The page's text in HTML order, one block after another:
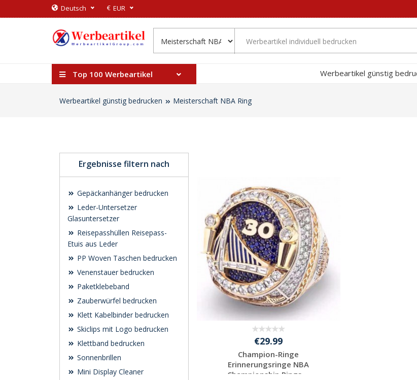
Deutsch € EUR
Top 100 Werbeartikel Werbeartikel günstig
Werbeartikel günstig bedrucken Meisterschaft NBA Ring
Ergebnisse filtern nach
Gepäckanhänger bedrucken
Leder-Untersetzer
Glasuntersetzer
Reisepasshüllen Reisepass-
Etuis aus Leder
PP Woven Taschen bedrucken
Venenstauer bedrucken
Paketklebeband
Zauberwürfel bedrucken
Klett Kabelbinder bedrucken
Skiclips mit Logo bedrucken
Klettband bedrucken
Sonnenbrillen
Mini Display Cleaner
€29.99
Champion-Ringe
Erinnerungsringe NBA
Championship Rings ...